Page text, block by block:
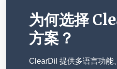
为何选择
方案？
ClearDil 提供多语言功能